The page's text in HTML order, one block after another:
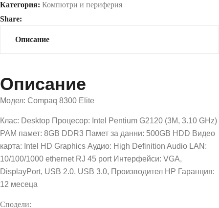
Категория: Компютри и периферия
Share:
Описание
Описание
Модел: Compaq 8300 Elite
Клас: Desktop Процесор: Intel Pentium G2120 (3M, 3.10 GHz)
РАМ памет: 8GB DDR3 Памет за данни: 500GB HDD Видео
карта: Intel HD Graphics Аудио: High Definition Audio LAN:
10/100/1000 ethernet RJ 45 portИнтерфейси: VGA,
DisplayPort, USB 2.0, USB 3.0, Производител HP Гаранция:
12 месеца
Сподели: